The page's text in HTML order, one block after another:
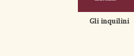
Gli inquilini